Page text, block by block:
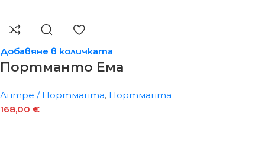
Добавяне в количката
Портманто Ема
Антре / Портманта, Портманта
168,00 €